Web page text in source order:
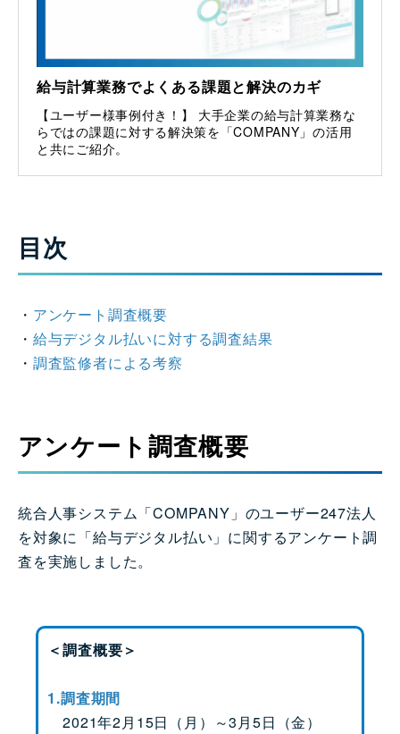
給与計算業務でよくある課題と解決のカギ
【ユーザー様事例付き！】 大手企業の給与計算業務な
らではの課題に対する解決策を「COMPANY」の活用
と共にご紹介。
目次
・ アンケート調査概要
・ 給与デジタル払いに対する調査結果
・ 調査監修者による考察
アンケート調査概要
統合人事システム「COMPANY」のユーザー247法人
を対象に「給与デジタル払い」に関するアンケート調
査を実施しました。
＜調査概要＞
1.調査期間
2021年2月15日（月）～3月5日（金）